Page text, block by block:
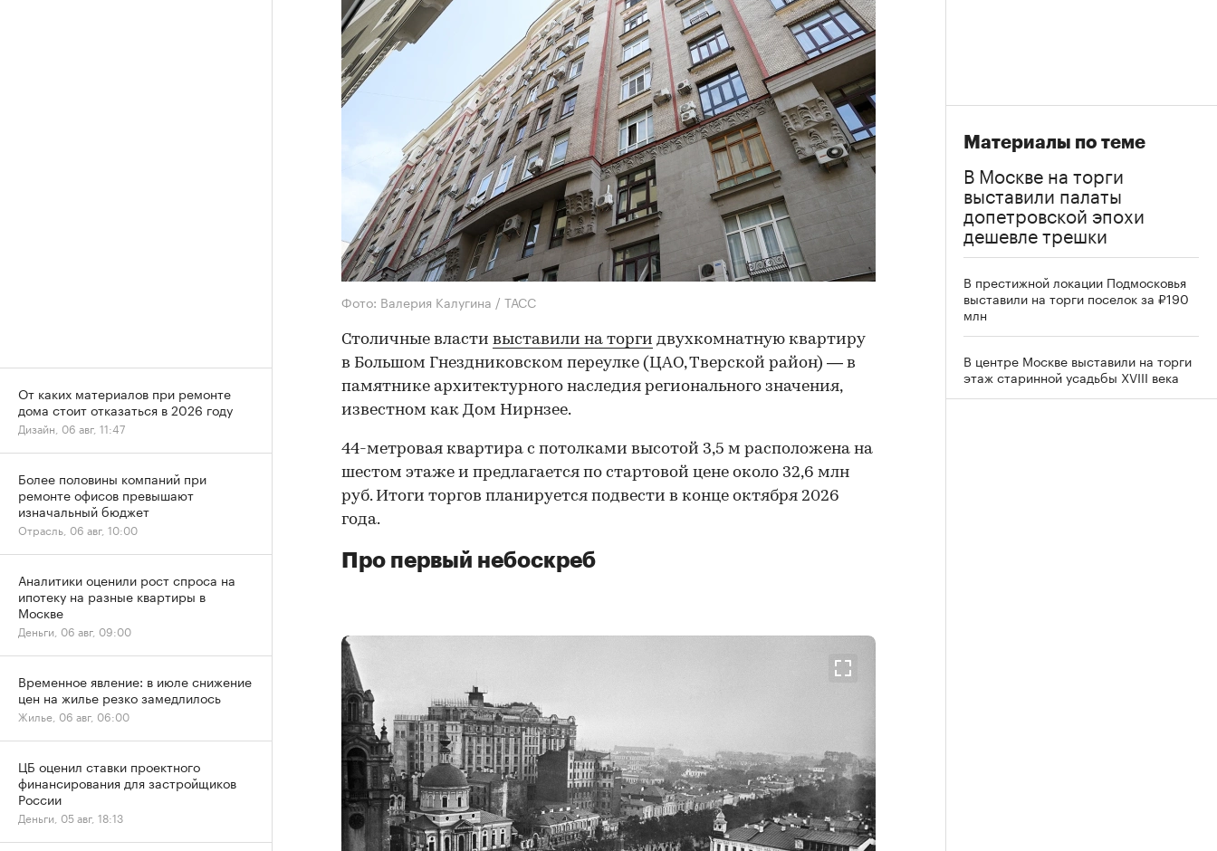
Фото: Валерия Калугина / ТАСС
Столичные власти выставили на торги двухкомнатную квартиру
в Большом Гнездниковском переулке (ЦАО, Тверской район) — в
памятнике архитектурного наследия регионального значения,
известном как Дом Нирнзее.
44-метровая квартира с потолками высотой 3,5 м расположена на
шестом этаже и предлагается по стартовой цене около 32,6 млн
руб. Итоги торгов планируется подвести в конце октября 2026
года.
Про первый небоскреб
Материалы по теме
В Москве на торги
выставили палаты
допетровской эпохи
дешевле трешки
В престижной локации Подмосковья
выставили на торги поселок за ₽190
млн
В центре Москве выставили на торги
этаж старинной усадьбы XVIII века
От каких материалов при ремонте
дома стоит отказаться в 2026 году
Дизайн, 06 авг, 11:47
Более половины компаний при
ремонте офисов превышают
изначальный бюджет
Отрасль, 06 авг, 10:00
Аналитики оценили рост спроса на
ипотеку на разные квартиры в
Москве
Деньги, 06 авг, 09:00
Временное явление: в июле снижение
цен на жилье резко замедлилось
Жилье, 06 авг, 06:00
ЦБ оценил ставки проектного
финансирования для застройщиков
России
Деньги, 05 авг, 18:13